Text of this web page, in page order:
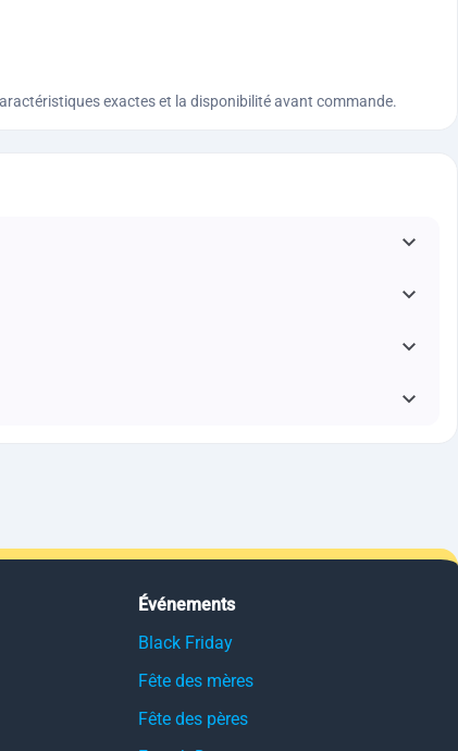
exactes et la disponibilité avant commande.
Événements
Black Friday
Fête des mères
Fête des pères